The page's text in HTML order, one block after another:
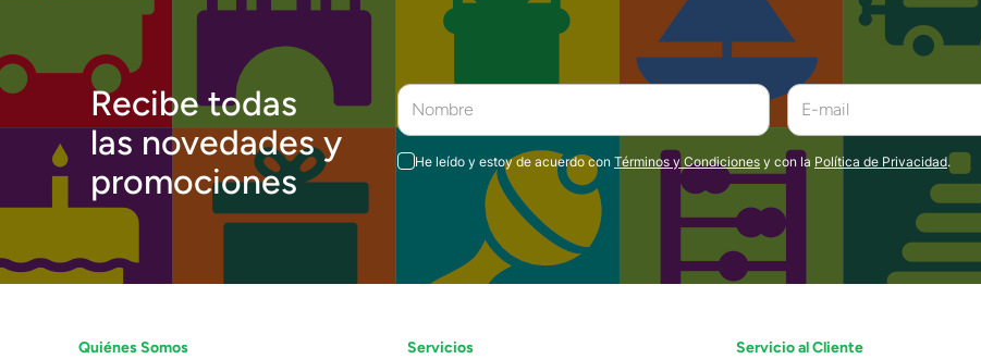
Recibe todas
las novedades y
promociones
He leído y estoy de acuerdo con Términos y Condiciones y con la Política de Privacidad.
Quiénes Somos Servicios Servicio al Cliente